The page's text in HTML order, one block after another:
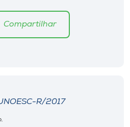
Compartilhar
R/2017